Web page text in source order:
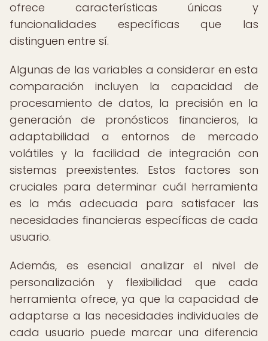
ofrece características únicas y
funcionalidades específicas que las
distinguen entre sí.
Algunas de las variables a considerar en esta
comparación incluyen la capacidad de
procesamiento de datos, la precisión en la
generación de pronósticos financieros, la
adaptabilidad a entornos de mercado
volátiles y la facilidad de integración con
sistemas preexistentes. Estos factores son
cruciales para determinar cuál herramienta
es la más adecuada para satisfacer las
necesidades financieras específicas de cada
usuario.
Además, es esencial analizar el nivel de
personalización y flexibilidad que cada
herramienta ofrece, ya que la capacidad de
adaptarse a las necesidades individuales de
cada usuario puede marcar una diferencia